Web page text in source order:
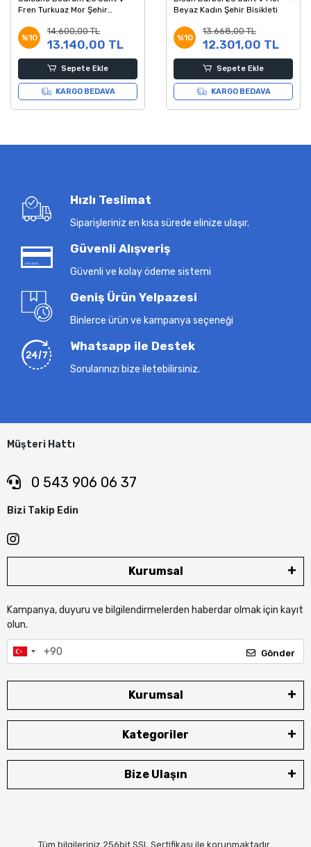
Fren Turkuaz Mor Şehir
%10
14.600,00 TL
13.140,00 TL
Sepete Ekle
KARGO BEDAVA
Beyaz Kadın Şehir Bisikleti
%10
13.668,00 TL
12.301,00 TL
Sepete Ekle
KARGO BEDAVA
Hızlı Teslimat
Siparişleriniz en kısa sürede elinize ulaşır.
Güvenli Alışveriş
Güvenli ve kolay ödeme sistemi
Geniş Ürün Yelpazesi
Binlerce ürün ve kampanya seçeneği
Whatsapp ile Destek
Sorularınızı bize iletebilirsiniz.
Müşteri Hattı
0 543 906 06 37
Bizi Takip Edin
Kurumsal
Kampanya, duyuru ve bilgilendirmelerden haberdar olmak için kayıt
olun.
Gönder
Kurumsal
Kategoriler
Bize Ulaşın
Tüm bilgileriniz 256bit SSL Sertifikası ile korunmaktadır.